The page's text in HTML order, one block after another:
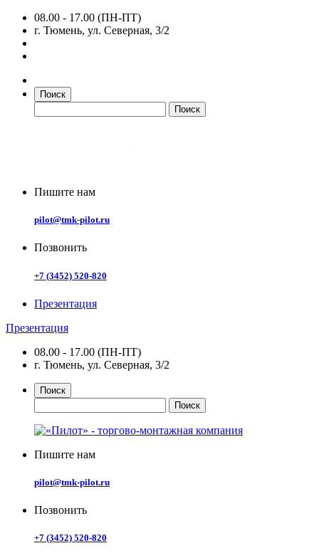
08.00 - 17.00 (ПН-ПТ)
г. Тюмень, ул. Северная, 3/2
Поиск
Пишите нам
pilot@tmk-pilot.ru
Позвонить
+7 (3452) 520-820
Презентация
Презентация
08.00 - 17.00 (ПН-ПТ)
г. Тюмень, ул. Северная, 3/2
Поиск
Пишите нам
pilot@tmk-pilot.ru
Позвонить
+7 (3452) 520-820